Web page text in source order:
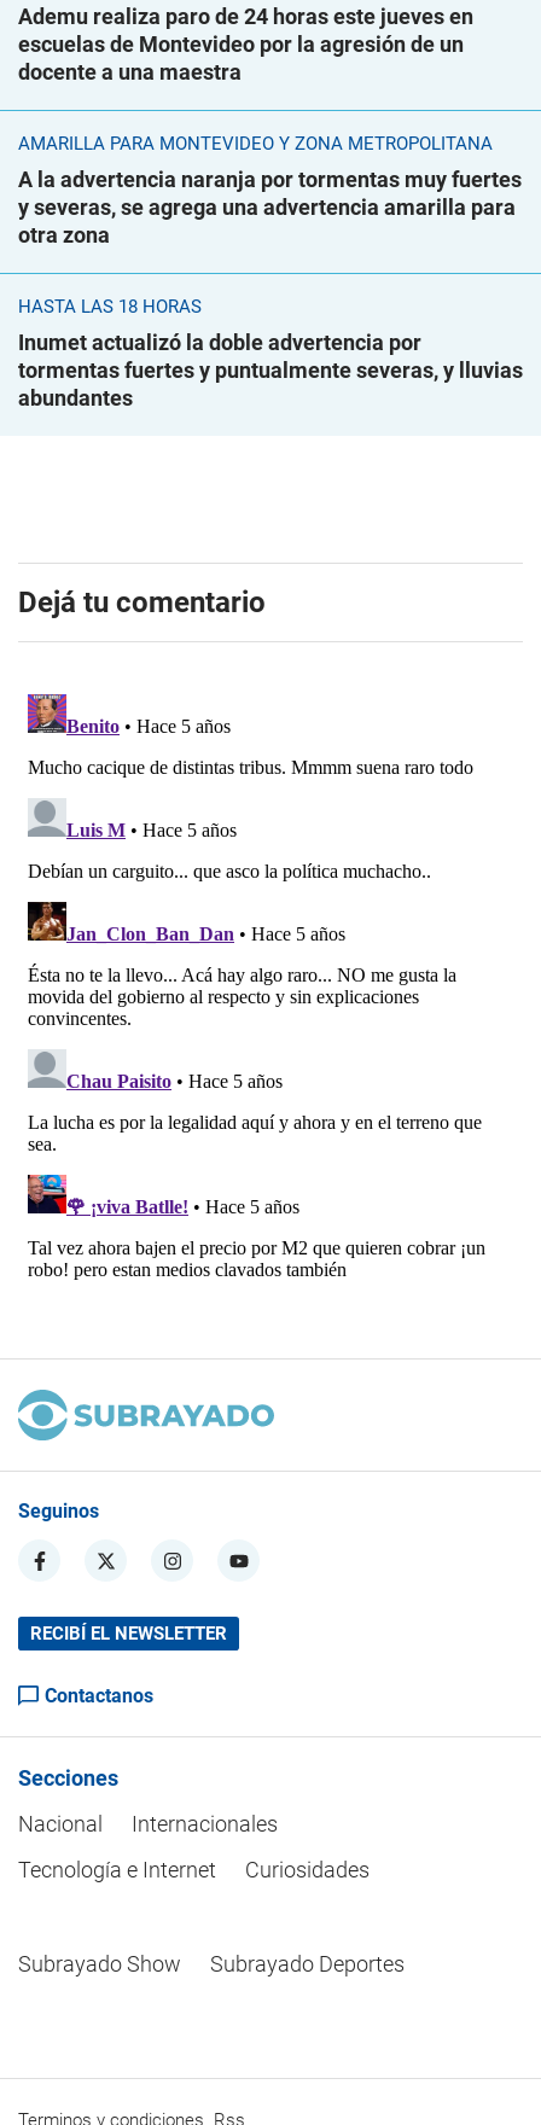
Ademu realiza paro de 24 horas este jueves en
escuelas de Montevideo por la agresión de un
docente a una maestra
AMARILLA PARA MONTEVIDEO Y ZONA METROPOLITANA
A la advertencia naranja por tormentas muy fuertes
y severas, se agrega una advertencia amarilla para
otra zona
HASTA LAS 18 HORAS
Inumet actualizó la doble advertencia por
tormentas fuertes y puntualmente severas, y lluvias
abundantes
Dejá tu comentario
Seguinos
RECIBÍ EL NEWSLETTER
Contactanos
Secciones
Nacional
Internacionales
Tecnología e Internet
Curiosidades
Subrayado Show Subrayado Deportes
Terminos y condiciones Rss